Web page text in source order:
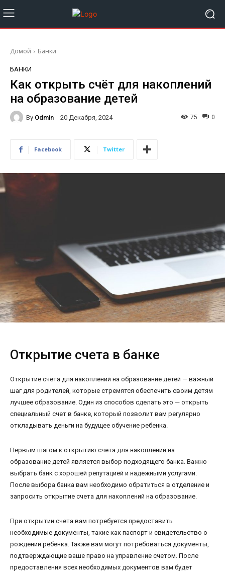
Домой Банки
БАНКИ
Как открыть счёт для накоплений
на образование детей
By Odmin 20 Декабря, 2024 0
75
Facebook Twitter
Открытие счета в банке
Открытие счета для накоплений на образование детей — важный
шаг для родителей, которые стремятся обеспечить своим детям
лучшее образование. Один из способов сделать это — открыть
специальный счет в банке, который позволит вам регулярно
откладывать деньги на будущее обучение ребенка.
Первым шагом к открытию счета для накоплений на
образование детей является выбор подходящего банка. Важно
выбрать банк с хорошей репутацией и надежными услугами.
После выбора банка вам необходимо обратиться в отделение и
запросить открытие счета для накоплений на образование.
При открытии счета вам потребуется предоставить
необходимые документы, такие как паспорт и свидетельство о
рождении ребенка. Также вам могут потребоваться документы,
подтверждающие ваше право на управление счетом. После
предоставления всех необходимых документов вам будет